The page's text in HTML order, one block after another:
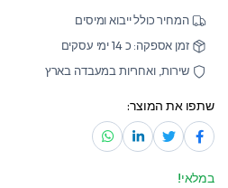
המחיר כולל ייבוא ומיסים
זמן אספקה: כ 14 ימי עסקים
שירות, ואחריות במעבדה בארץ
שתפו את המוצר:
במלאי!